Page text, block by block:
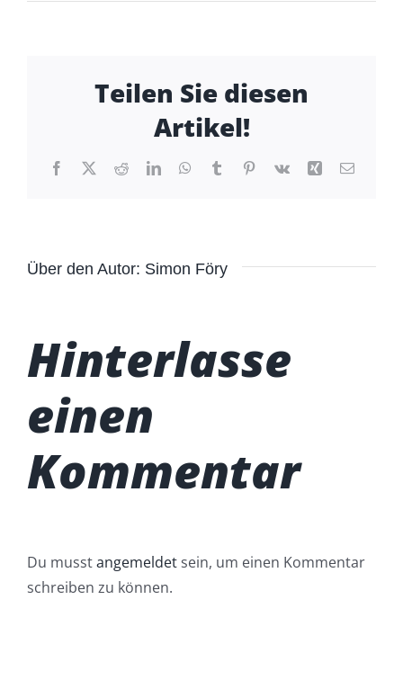
Teilen Sie diesen
Artikel!
Facebook
X RedditLinkedInWhatsApp
TumblrPinterest
Vk Xing E-
Über den Autor: Simon Föry
Hinterlasse
einen
Kommentar
Du musstangemeldetsein, um einen Kommentar
schreiben zu können.